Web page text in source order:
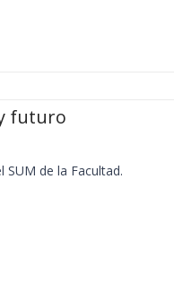
futuro
SUM de la Facultad.